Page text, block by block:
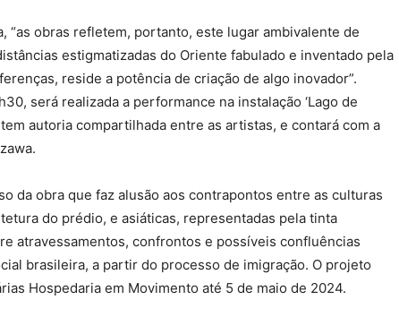
“as obras refletem, portanto, este lugar ambivalente de
estigmatizadas do Oriente fabulado e inventado pela
reside a potência de criação de algo inovador”.
será realizada a performance na instalação ‘Lago de
autoria compartilhada entre as artistas, e contará com a
da obra que faz alusão aos contrapontos entre as culturas
do prédio, e asiáticas, representadas pela tinta
atravessamentos, confrontos e possíveis confluências
brasileira, a partir do processo de imigração. O projeto
Hospedaria em Movimento até 5 de maio de 2024.